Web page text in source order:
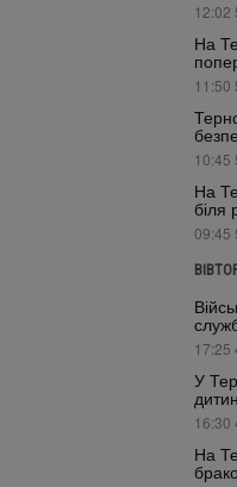
12:02
На
11:50
10:45
На
біля
09:45
17:25
У
16:30
На